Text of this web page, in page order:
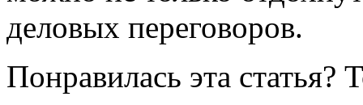
деловых переговоров.
Понравилась эта статья?